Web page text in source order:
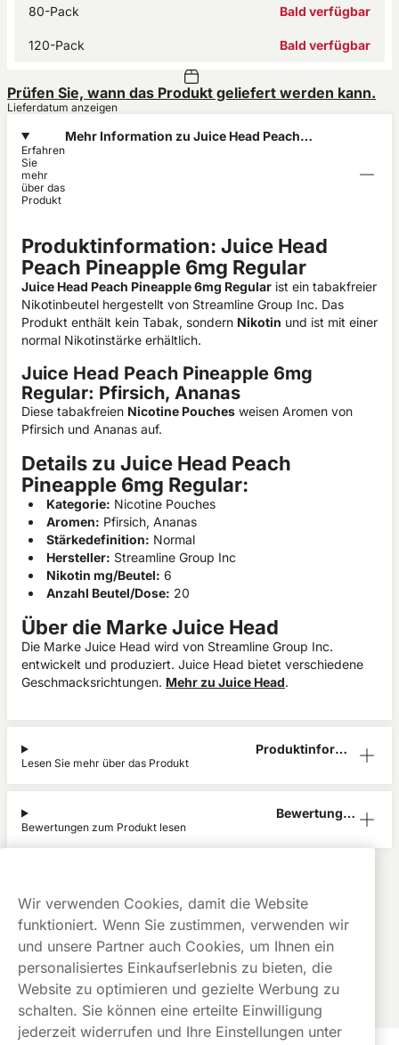
80-Pack Bald verfügbar
120-Pack Bald verfügbar
Prüfen Sie, wann das Produkt geliefert werden kann.
Lieferdatum anzeigen
Mehr Information zu Juice Head Peach
Erfahren
Sie
mehr
über das
Produkt
Produktinformation: Juice Head
Peach Pineapple 6mg Regular
Juice Head Peach Pineapple 6mg Regular ist ein tabakfreier
Nikotinbeutel hergestellt von Streamline Group Inc. Das
Produkt enthält kein Tabak, sondern Nikotin und ist mit einer
normal Nikotinstärke erhältlich.
Juice Head Peach Pineapple 6mg
Regular: Pfirsich, Ananas
Diese tabakfreien Nicotine Pouches weisen Aromen von
Pfirsich und Ananas auf.
Details zu Juice Head Peach
Pineapple 6mg Regular:
Kategorie: Nicotine Pouches
Aromen: Pfirsich, Ananas
Stärkedefinition: Normal
Hersteller: Streamline Group Inc
Nikotin mg/Beutel: 6
Anzahl Beutel/Dose: 20
Über die Marke Juice Head
Die Marke Juice Head wird von Streamline Group Inc.
entwickelt und produziert. Juice Head bietet verschiedene
Geschmacksrichtungen. Mehr zu Juice Head.
Produktinform
Lesen Sie mehr über das Produkt
Bewertunge
Bewertungen zum Produkt lesen
Rechnung
Gratis
Versand
Dieses Produkt ist nicht risikofrei und enthält Nikotin, eine
süchtig machende Substanz.
Wir verwenden Cookies, damit die Website
funktioniert. Wenn Sie zustimmen, verwenden wir
und unsere Partner auch Cookies, um Ihnen ein
personalisiertes Einkaufserlebnis zu bieten, die
Website zu optimieren und gezielte Werbung zu
schalten. Sie können eine erteilte Einwilligung
jederzeit widerrufen und Ihre Einstellungen unter